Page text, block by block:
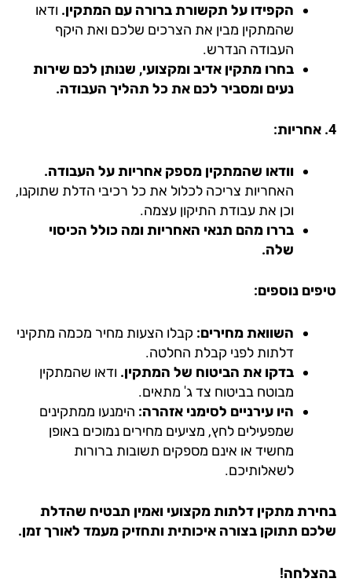
הקפידו על תקשורת ברורה עם המתקין.ודאו
שהמתקין מבין את הצרכים שלכם ואת היקף
העבודה הנדרש.
בחרו מתקין אדיב ומקצועי, שנותן לכם שירות
נעים ומסביר לכם את כל תהליך העבודה.
וודאו שהמתקין מספק אחריות על העבודה.
האחריות צריכה לכלול את כל רכיבי הדלת שתוקנו,
וכן את עבודת התיקון עצמה.
בררו מהם תנאי האחריות ומה כולל הכיסוי
שלה.
נוספים:
השוואת מחירים:קבלו הצעות מחיר מכמה מתקיני
דלתות לפני קבלת החלטה.
בדקו את הביטוח של המתקין.ודאו שהמתקין
מבוטח בביטוח צד ג' מתאים.
היו עירניים לסימני אזהרה:הימנעו ממתקינים
שמפעילים לחץ, מציעים מחירים נמוכים באופן
מחשיד או אינם מספקים תשובות ברורות
לשאלותיכם.
מתקין דלתות מקצועי ואמין תבטיח שהדלת
תתוקן בצורה איכותית ותחזיק מעמד לאורך זמן.